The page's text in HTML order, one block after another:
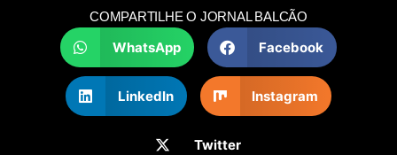
COMPARTILHE O JORNAL BALCÃO
WhatsApp Facebook
LinkedIn Instagram
Twitter